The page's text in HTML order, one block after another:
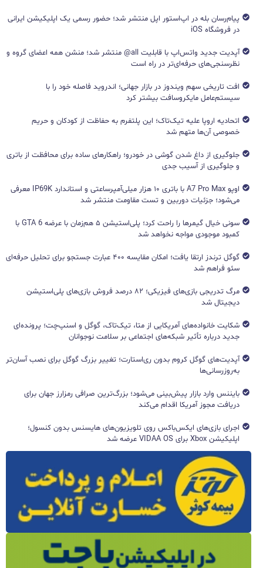
پیام‌رسان بله در اپ‌استور اپل منتشر شد؛ حضور رسمی یک اپلیکیشن ایرانی
در فروشگاه iOS
آپدیت جدید واتس‌اپ با قابلیت all@ منتشر شد؛ منشن همه اعضای گروه و
نظرسنجی‌های حرفه‌ای‌تر در راه است
افت تاریخی سهم ویندوز در بازار جهانی؛ اندروید فاصله خود را با
سیستم‌عامل مایکروسافت بیشتر کرد
اتحادیه اروپا علیه تیک‌تاک؛ این پلتفرم به حفاظت از کودکان و حریم
خصوصی آن‌ها متهم شد
جلوگیری از داغ شدن گوشی در خودرو؛ راهکارهای ساده برای محافظت از باتری
و جلوگیری از آسیب جدی
اوپو A7 Pro Max با باتری ۱۰ هزار میلی‌آمپرساعتی و استاندارد IP69K معرفی
می‌شود؛ جزئیات دوربین و تست مقاومت منتشر شد
سونی خیال گیمرها را راحت کرد؛ پلی‌استیشن ۵ هم‌زمان با عرضه GTA 6 با
کمبود موجودی مواجه نخواهد شد
گوگل ترندز ارتقا یافت؛ امکان مقایسه ۴۰۰ عبارت جستجو برای تحلیل حرفه‌ای
سئو فراهم شد
مرگ تدریجی بازی‌های فیزیکی؛ ۸۲ درصد فروش بازی‌های پلی‌استیشن
دیجیتال شد
شکایت خانواده‌های آمریکایی از متا، تیک‌تاک، گوگل و اسنپ‌چت؛ پرونده‌ای
جدید درباره تأثیر شبکه‌های اجتماعی بر سلامت نوجوانان
آپدیت‌های گوگل کروم بدون ری‌استارت؛ تغییر بزرگ گوگل برای نصب آسان‌تر
به‌روزرسانی‌ها
بایننس وارد بازار پیش‌بینی می‌شود؛ بزرگ‌ترین صرافی رمزارز جهان برای
دریافت مجوز آمریکا اقدام می‌کند
اجرای بازی‌های ایکس‌باکس روی تلویزیون‌های هایسنس بدون کنسول؛
اپلیکیشن Xbox برای VIDAA OS عرضه شد